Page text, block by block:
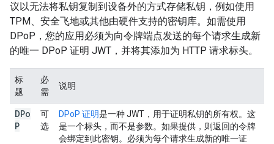
议以无法将私钥复制到设备外的方式存储私钥，例如使用
TPM、安全飞地或其他由硬件支持的密钥库。如需使用
DPoP，您的应用必须为向令牌端点发送的每个请求生成新
的唯一 DPoP 证明 JWT，并将其添加为 HTTP 请求标头。
标
题
必
需
说明
DPo
P
可
选
DPoP 证明是一种 JWT，用于证明私钥的所有权。这
是一个标头，而不是参数。如果提供，则返回的令牌
会绑定到此密钥。必须为每个请求生成新的唯一证